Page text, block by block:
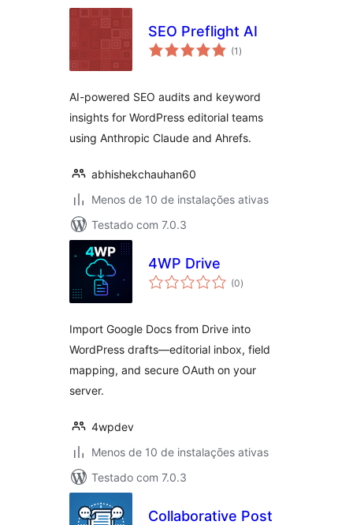
SEO Preflight AI
(1 total
de
)
AI-powered SEO audits and keyword
insights for WordPress editorial teams
using Anthropic Claude and Ahrefs.
abhishekchauhan60
Menos de 10 de instalações ativas
Testado com 7.0.3
4WP Drive
(0total
de
)
Import Google Docs from Drive into
WordPress drafts—editorial inbox, field
mapping, and secure OAuth on your
server.
4wpdev
Menos de 10 de instalações ativas
Testado com 7.0.3
Collaborative Post